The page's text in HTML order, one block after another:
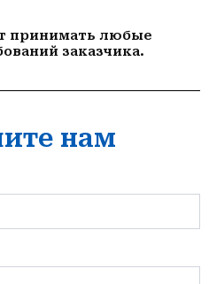
принимать любые
заказчика.
нам